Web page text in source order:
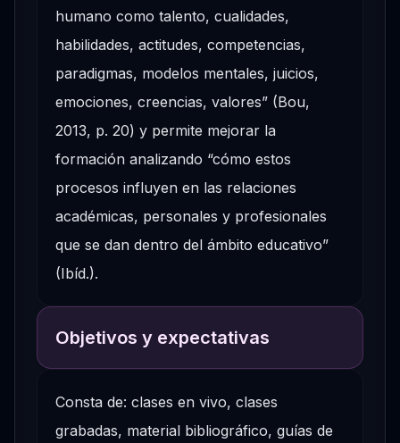
humano como talento, cualidades,
habilidades, actitudes, competencias,
paradigmas, modelos mentales, juicios,
emociones, creencias, valores” (Bou,
2013, p. 20) y permite mejorar la
formación analizando “cómo estos
procesos influyen en las relaciones
académicas, personales y profesionales
que se dan dentro del ámbito educativo”
(Ibíd.).
Objetivos y expectativas
Consta de: clases en vivo, clases
grabadas, material bibliográfico, guías de